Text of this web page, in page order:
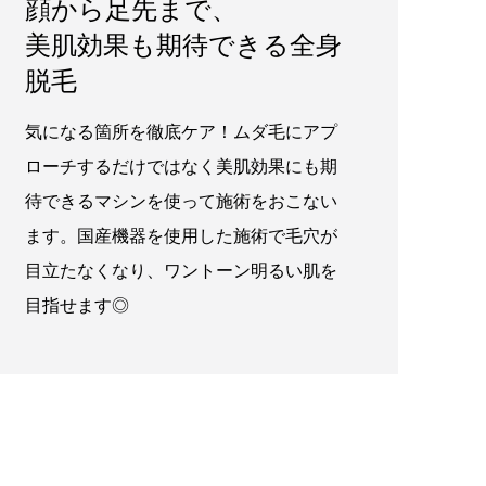
顔から足先まで、
美肌効果も期待できる全身
脱毛
気になる箇所を徹底ケア！ムダ毛にアプ
ローチするだけではなく美肌効果にも期
待できるマシンを使って施術をおこない
ます。国産機器を使用した施術で毛穴が
目立たなくなり、ワントーン明るい肌を
目指せます◎